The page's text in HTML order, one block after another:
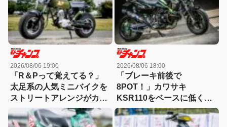
2026/08/06 19:00
「R＆Pって覚えてる？」
太足系の人気ミニバイクを
ストリートアレンジがカッ
コ良すぎる！
2026/08/06 18:00
「ブレーキ前後で
8POT！」カワサキ
KSR110をベースに低く怪
しくもっと長く！【4MINI
カスタム】